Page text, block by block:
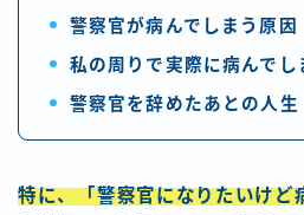
警察官が病んでしまう原因
私の周りで実際に病んでし
警察官を辞めたあとの人生
特に、「警察官になりたいけど